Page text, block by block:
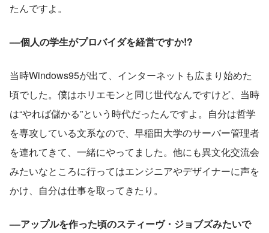
たんですよ。
––個人の学生がプロバイダを経営ですか!?
当時Windows95が出て、インターネットも広まり始めた
頃でした。僕はホリエモンと同じ世代なんですけど、当時
は“やれば儲かる”という時代だったんですよ。自分は哲学
を専攻している文系なので、早稲田大学のサーバー管理者
を連れてきて、一緒にやってました。他にも異文化交流会
みたいなところに行ってはエンジニアやデザイナーに声を
かけ、自分は仕事を取ってきたり。
––アップルを作った頃のスティーヴ・ジョブズみたいで